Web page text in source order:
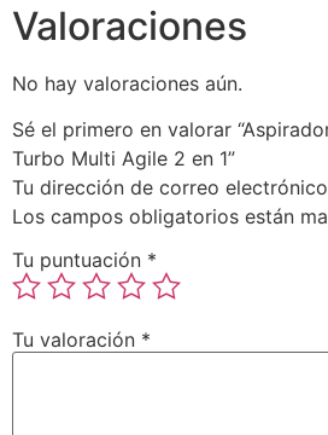
Valoraciones
No hay valoraciones aún.
Sé el primero en valorar
Turbo Multi Agile 2 en 1”
Tu dirección de correo
Los campos obligatorios están
Tu puntuación *
Tu valoración *